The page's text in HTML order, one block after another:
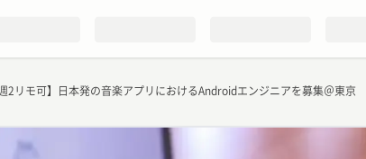
週2リモ可】日本発の音楽アプリにおけるAndroidエンジニアを募集＠東京